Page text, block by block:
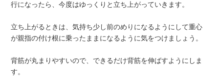
行になったら、今度はゆっくりと立ち上がっていきます。
立ち上がるときは、気持ち少し前のめりになるようにして重心
が親指の付け根に乗ったままになるように気をつけましょう。
背筋が丸まりやすいので、できるだけ背筋を伸ばすようにしま
す。